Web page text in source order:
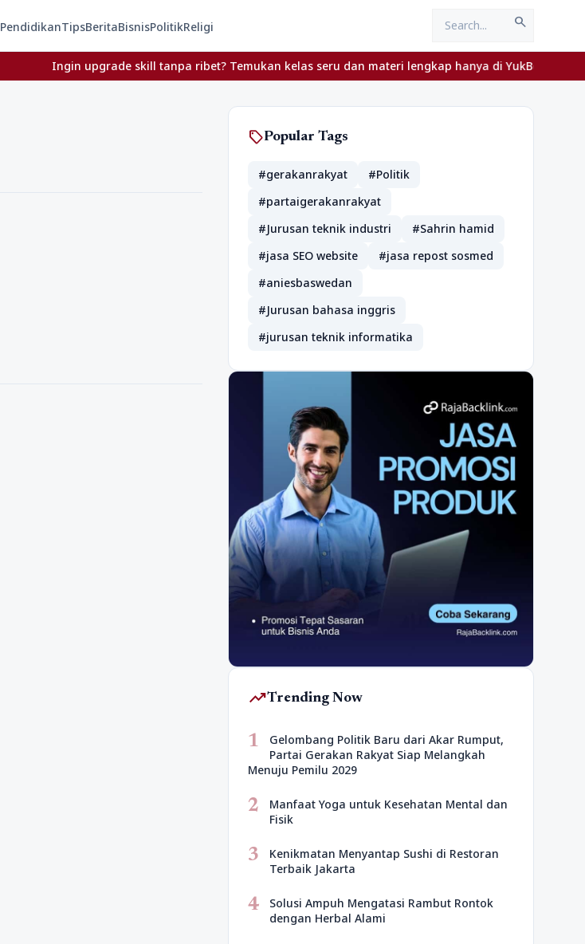
PendidikanTipsBeritaBisnisPolitikReligi search
Ingin upgrade skill tanpa ribet? Temukan kelas seru dan materi lengkap hanya di YukBelajar.com.
sellPopular Tags
#gerakanrakyat
#Politik
#partaigerakanrakyat
#Jurusan teknik industri
#Sahrin hamid
#jasa SEO website
#jasa repost sosmed
#aniesbaswedan
#Jurusan bahasa inggris
#jurusan teknik informatika
trending_upTrending Now
1
Gelombang Politik Baru dari Akar Rumput,
Partai Gerakan Rakyat Siap Melangkah
Menuju Pemilu 2029
2
Manfaat Yoga untuk Kesehatan Mental dan
Fisik
3
Kenikmatan Menyantap Sushi di Restoran
Terbaik Jakarta
4
Solusi Ampuh Mengatasi Rambut Rontok
dengan Herbal Alami